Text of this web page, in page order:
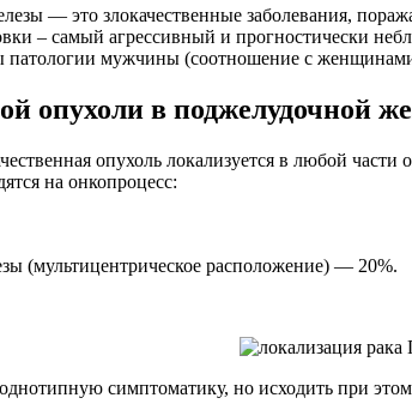
— это злокачественные заболевания,
– самый агрессивный и прогностически
мужчины (соотношение с
опухоли в поджелудочной
опухоль локализуется в любой части
на онкопроцесс:
(мультицентрическое расположение) — 20%.
симптоматику, но исходить при